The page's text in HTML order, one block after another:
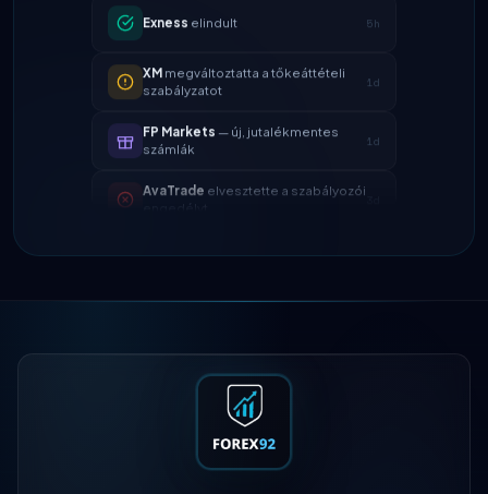
XMmegváltoztatta a tőkeáttételi
FP Markets— új, jutalékmentes
AvaTrade
megváltoztatta a tőkeáttételi
FP Markets— új, jutalékmentes